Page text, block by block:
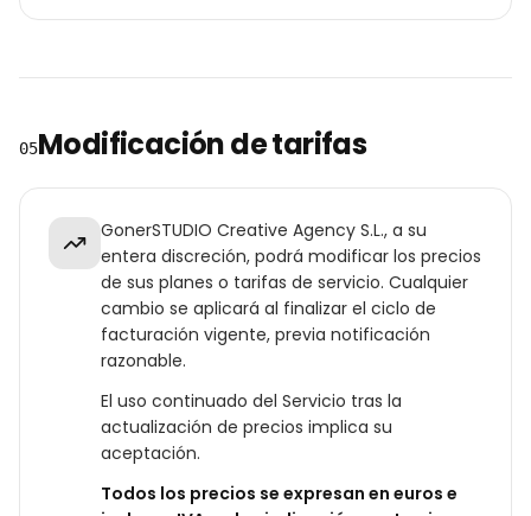
05Modificación de tarifas
GonerSTUDIO Creative Agency S.L., a su
entera discreción, podrá modificar los precios
de sus planes o tarifas de servicio. Cualquier
cambio se aplicará al finalizar el ciclo de
facturación vigente, previa notificación
razonable.
El uso continuado del Servicio tras la
actualización de precios implica su
aceptación.
Todos los precios se expresan en euros e